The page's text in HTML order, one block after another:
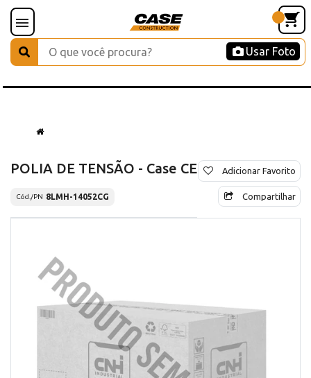
Usar Foto
POLIA DE TENSÃO - Case CE
Cód./PN 8LMH-14052CG
Adicionar Favorito
Compartilhar